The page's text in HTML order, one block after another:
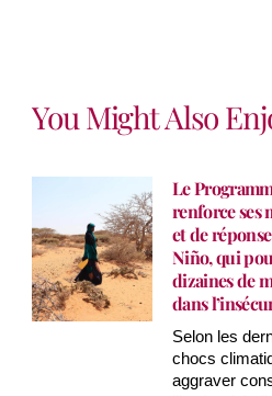
You Might Also
Le
renforce ses
et de
Niño, qui
dizaines de
dans
Selon les
chocs
aggraver